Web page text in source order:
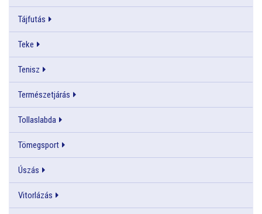
Tájfutás
Teke
Tenisz
Természetjárás
Tollaslabda
Tömegsport
Úszás
Vitorlázás